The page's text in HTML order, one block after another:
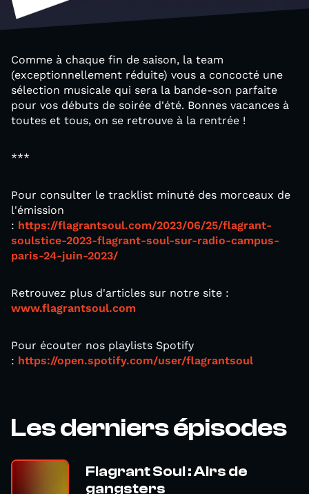
Comme à chaque fin de saison, la team
(exceptionnellement réduite) vous a concocté une
sélection musicale qui sera la bande-son parfaite
pour vos débuts de soirée d'été. Bonnes vacances à
toutes et tous, on se retrouve à la rentrée !
***
Pour consulter le tracklist minuté des morceaux de
l'émission
: https://flagrantsoul.com/2023/06/25/flagrant-
soulstice-2023-flagrant-soul-sur-radio-campus-
paris-24-juin-2023/
Retrouvez plus d'articles sur notre site :
www.flagrantsoul.com
Pour écouter nos playlists Spotify
: https://open.spotify.com/user/flagrantsoul
Les derniers épisodes
Flagrant Soul : Airs de
gangsters